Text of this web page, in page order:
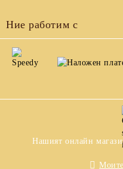
Ние работим с
Нашият онлайн